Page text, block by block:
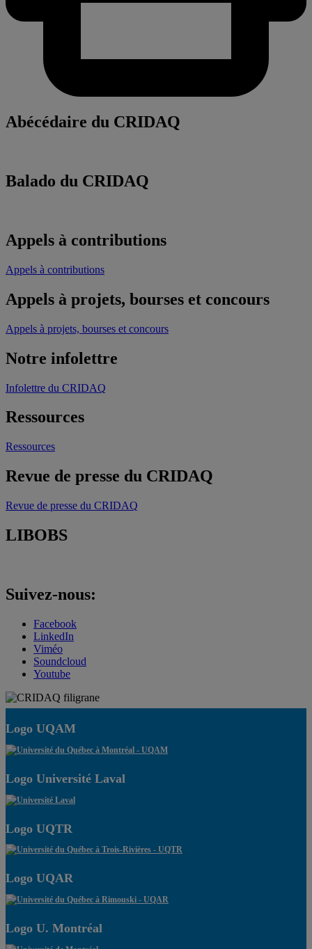
Abécédaire du CRIDAQ
Balado du CRIDAQ
Appels à contributions
Appels à contributions
Appels à projets, bourses et concours
Appels à projets, bourses et concours
Notre infolettre
Infolettre du CRIDAQ
Ressources
Ressources
Revue de presse du CRIDAQ
Revue de presse du CRIDAQ
LIBOBS
Suivez-nous:
Facebook
LinkedIn
Viméo
Soundcloud
Youtube
Logo UQAM
Logo Université Laval
Logo UQTR
Logo UQAR
Logo U. Montréal